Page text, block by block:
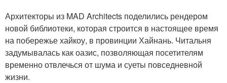
Архитекторы из MAD Architects поделились рендером
новой библиотеки, которая строится в настоящее время
на побережье хайкоу, в провинции Хайнань. Читальня
задумывалась как оазис, позволяющая посетителям
временно отвлечься от шума и суеты повседневной
жизни.